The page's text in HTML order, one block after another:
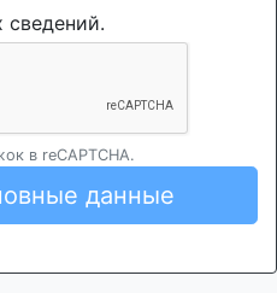
сведений.
в reCAPTCHA.
данные